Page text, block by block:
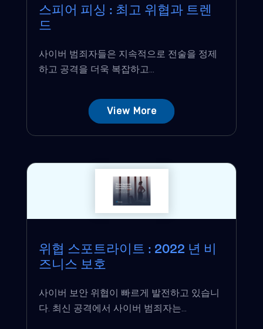
스피어 피싱 : 최고 위협과 트렌
드
사이버 범죄자들은 ​​지속적으로 전술을 정제
하고 공격을 더욱 복잡하고...
View More
위협 스포트라이트 : 2022 년 비
즈니스 보호
사이버 보안 위협이 빠르게 발전하고 있습니
다. 최신 공격에서 사이버 범죄자는...